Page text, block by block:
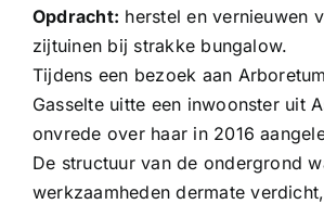
Opdracht: herstel en vernieuwen
zijtuinen bij strakke bungalow.
Tijdens een bezoek aan
Gasselte uitte een inwoonster uit
onvrede over haar in 2016
De structuur van de ondergrond
werkzaamheden dermate